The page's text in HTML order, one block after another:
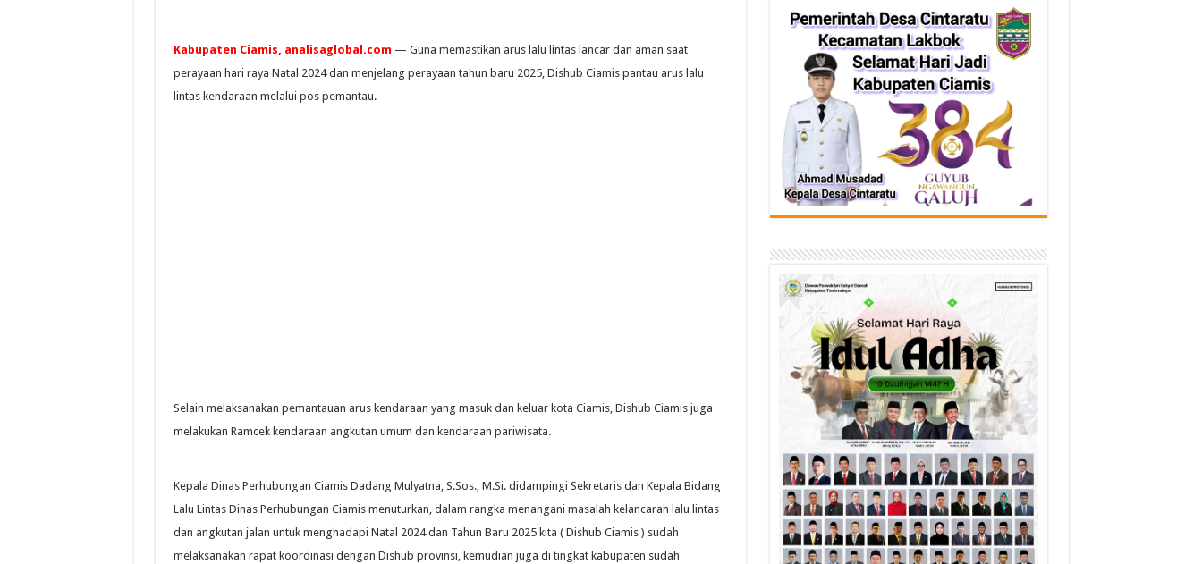
Kabupaten Ciamis, analisaglobal.com — Guna memastikan arus lalu lintas lancar dan aman saat
perayaan hari raya Natal 2024 dan menjelang perayaan tahun baru 2025, Dishub Ciamis pantau arus lalu
lintas kendaraan melalui pos pemantau.
Selain melaksanakan pemantauan arus kendaraan yang masuk dan keluar kota Ciamis, Dishub Ciamis juga
melakukan Ramcek kendaraan angkutan umum dan kendaraan pariwisata.
Kepala Dinas Perhubungan Ciamis Dadang Mulyatna, S.Sos., M.Si. didampingi Sekretaris dan Kepala Bidang
Lalu Lintas Dinas Perhubungan Ciamis menuturkan, dalam rangka menangani masalah kelancaran lalu lintas
dan angkutan jalan untuk menghadapi Natal 2024 dan Tahun Baru 2025 kita ( Dishub Ciamis ) sudah
melaksanakan rapat koordinasi dengan Dishub provinsi, kemudian juga di tingkat kabupaten sudah